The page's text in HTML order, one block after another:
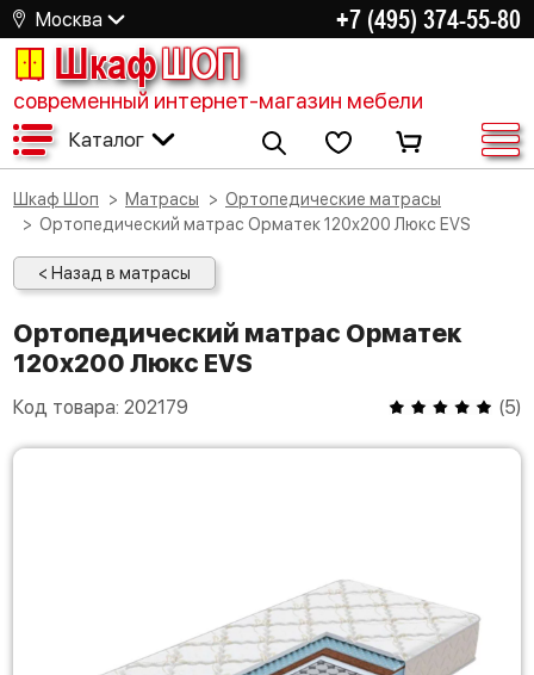
Москва +7 (495) 374-55-80
ШкафШОП
современный интернет-магазин мебели
Каталог
Шкаф Шоп Матрасы
Ортопедические матрасы
Ортопедический матрас Орматек 120х200 Люкс EVS
< Назад в матрасы
Ортопедический матрас Орматек
120х200 Люкс EVS
Код товара: 202179 (5)